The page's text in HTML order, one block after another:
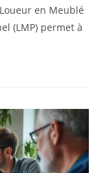
en Meublé
(LMP) permet à